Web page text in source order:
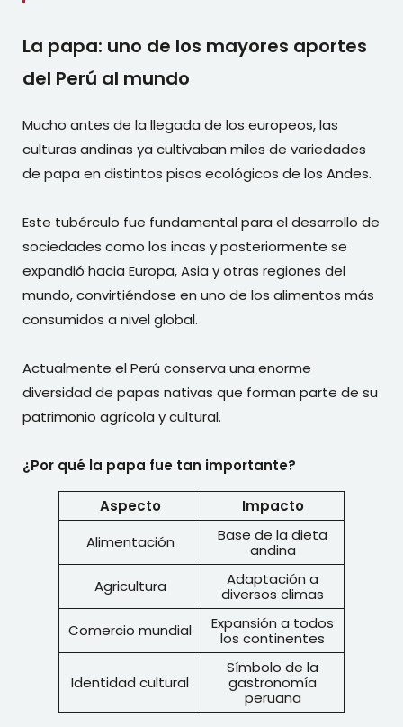
La papa: uno de los mayores aportes
del Perú al mundo
Mucho antes de la llegada de los europeos, las
culturas andinas ya cultivaban miles de variedades
de papa en distintos pisos ecológicos de los Andes.
Este tubérculo fue fundamental para el desarrollo de
sociedades como los incas y posteriormente se
expandió hacia Europa, Asia y otras regiones del
mundo, convirtiéndose en uno de los alimentos más
consumidos a nivel global.
Actualmente el Perú conserva una enorme
diversidad de papas nativas que forman parte de su
patrimonio agrícola y cultural.
¿Por qué la papa fue tan importante?
Aspecto
Impacto
Alimentación
Base de la dieta
andina
Agricultura
Adaptación a
diversos climas
Comercio mundial
Expansión a todos
los continentes
Identidad cultural
Símbolo de la
gastronomía
peruana